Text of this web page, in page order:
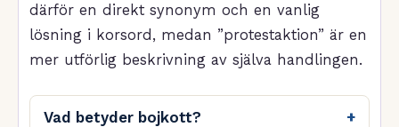
därför en direkt synonym och en vanlig
lösning i korsord, medan ”protestaktion” är en
mer utförlig beskrivning av själva handlingen.
Vad betyder bojkott?